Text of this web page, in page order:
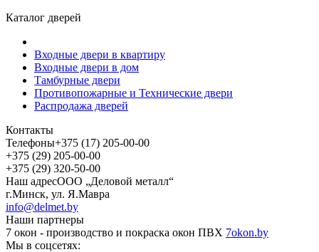
Каталог дверей
Входные двери в квартиру
Входные двери в дом
Тамбурные двери
Противопожарные и Технические двери
Распродажа дверей
Контакты
Телефоны+375 (17) 205-00-00
+375 (29) 205-00-00
+375 (29) 320-50-00
Наш адресООО „Деловой металл“
г.Минск, ул. Я.Мавра
info@delmet.by
Наши партнеры
7 окон - производство и покраска окон ПВХ 7okon.by
Мы в соцсетях: